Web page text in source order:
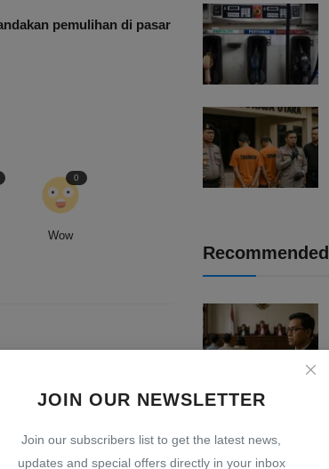
JOIN OUR NEWSLETTER
Join our subscribers list to get the latest news,
updates and special offers directly in your inbox
pemulihan di pasar
Wow
0
commitment to
timely and accurate